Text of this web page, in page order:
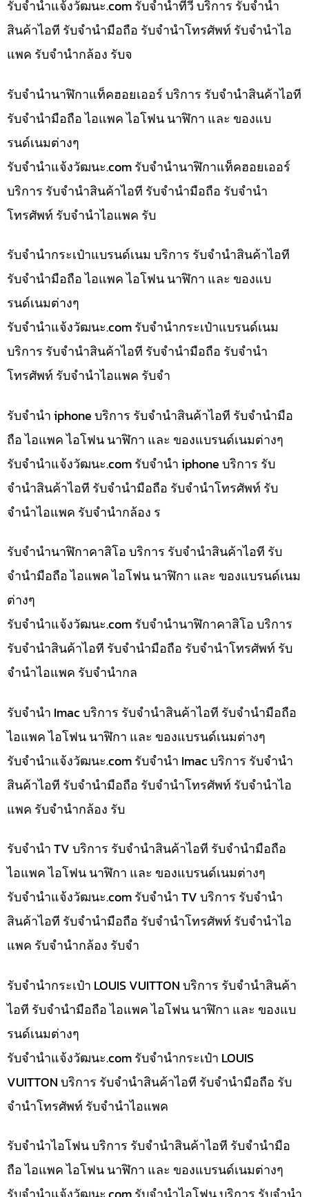
รับจํานําแจ้งวัฒนะ.com รับจำนำทีวี บริการ รับจำนำ
สินค้าไอที รับจำนำมือถือ รับจำนำโทรศัพท์ รับจำนำไอ
แพค รับจำนำกล้อง รับจ
รับจำนำนาฬิกาแท็คฮอยเออร์ บริการ รับจำนำสินค้าไอที
รับจำนำมือถือ ไอแพค ไอโฟน นาฬิกา และ ของแบ
รนด์เนมต่างๆ
รับจํานําแจ้งวัฒนะ.com รับจำนำนาฬิกาแท็คฮอยเออร์
บริการ รับจำนำสินค้าไอที รับจำนำมือถือ รับจำนำ
โทรศัพท์ รับจำนำไอแพค รับ
รับจำนำกระเป๋าแบรนด์เนม บริการ รับจำนำสินค้าไอที
รับจำนำมือถือ ไอแพค ไอโฟน นาฬิกา และ ของแบ
รนด์เนมต่างๆ
รับจํานําแจ้งวัฒนะ.com รับจำนำกระเป๋าแบรนด์เนม
บริการ รับจำนำสินค้าไอที รับจำนำมือถือ รับจำนำ
โทรศัพท์ รับจำนำไอแพค รับจำ
รับจำนำ iphone บริการ รับจำนำสินค้าไอที รับจำนำมือ
ถือ ไอแพค ไอโฟน นาฬิกา และ ของแบรนด์เนมต่างๆ
รับจํานําแจ้งวัฒนะ.com รับจำนำ iphone บริการ รับ
จำนำสินค้าไอที รับจำนำมือถือ รับจำนำโทรศัพท์ รับ
จำนำไอแพค รับจำนำกล้อง ร
รับจำนำนาฬิกาคาสิโอ บริการ รับจำนำสินค้าไอที รับ
จำนำมือถือ ไอแพค ไอโฟน นาฬิกา และ ของแบรนด์เนม
ต่างๆ
รับจํานําแจ้งวัฒนะ.com รับจำนำนาฬิกาคาสิโอ บริการ
รับจำนำสินค้าไอที รับจำนำมือถือ รับจำนำโทรศัพท์ รับ
จำนำไอแพค รับจำนำกล
รับจำนำ Imac บริการ รับจำนำสินค้าไอที รับจำนำมือถือ
ไอแพค ไอโฟน นาฬิกา และ ของแบรนด์เนมต่างๆ
รับจํานําแจ้งวัฒนะ.com รับจำนำ Imac บริการ รับจำนำ
สินค้าไอที รับจำนำมือถือ รับจำนำโทรศัพท์ รับจำนำไอ
แพค รับจำนำกล้อง รับ
รับจำนำ TV บริการ รับจำนำสินค้าไอที รับจำนำมือถือ
ไอแพค ไอโฟน นาฬิกา และ ของแบรนด์เนมต่างๆ
รับจํานําแจ้งวัฒนะ.com รับจำนำ TV บริการ รับจำนำ
สินค้าไอที รับจำนำมือถือ รับจำนำโทรศัพท์ รับจำนำไอ
แพค รับจำนำกล้อง รับจำ
รับจำนำกระเป๋า LOUIS VUITTON บริการ รับจำนำสินค้า
ไอที รับจำนำมือถือ ไอแพค ไอโฟน นาฬิกา และ ของแบ
รนด์เนมต่างๆ
รับจํานําแจ้งวัฒนะ.com รับจำนำกระเป๋า LOUIS
VUITTON บริการ รับจำนำสินค้าไอที รับจำนำมือถือ รับ
จำนำโทรศัพท์ รับจำนำไอแพค
รับจำนำไอโฟน บริการ รับจำนำสินค้าไอที รับจำนำมือ
ถือ ไอแพค ไอโฟน นาฬิกา และ ของแบรนด์เนมต่างๆ